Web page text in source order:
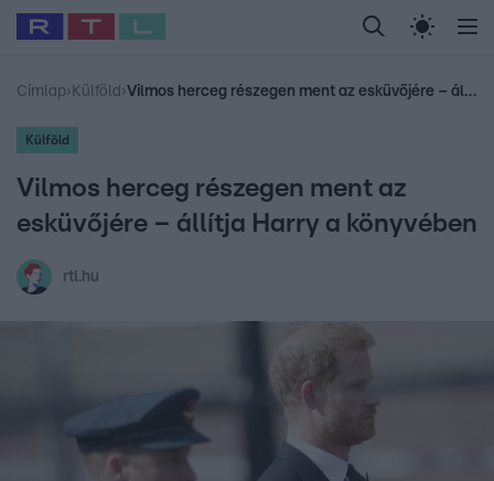
Legfrissebb RTL Híradó Randi Celeb vagyok,
Babits Marcella Most Wanted Gallusz
Címlap› Külföld › Vilmos herceg részegen ment az esküvőjére – állítja Harry a könyvében
Külföld
Vilmos herceg részegen ment az
esküvőjére – állítja Harry a könyvében
rtl.hu